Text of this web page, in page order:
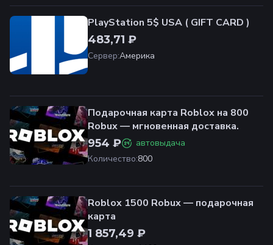
PlayStation 5$ USA ( GIFT CARD )
483,71 ₽
Сервер:Америка
Подарочная карта Roblox на 800
Robux — мгновенная доставка.
954 ₽
автовыдача
Количество:800
Roblox 1500 Robux — подарочная
карта
1 857,49 ₽